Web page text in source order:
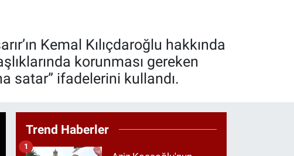
Kemal Kılıçdaroğlu hakkında
korunması gereken
satar” ifadelerini kullandı.
Trend Haberler
1